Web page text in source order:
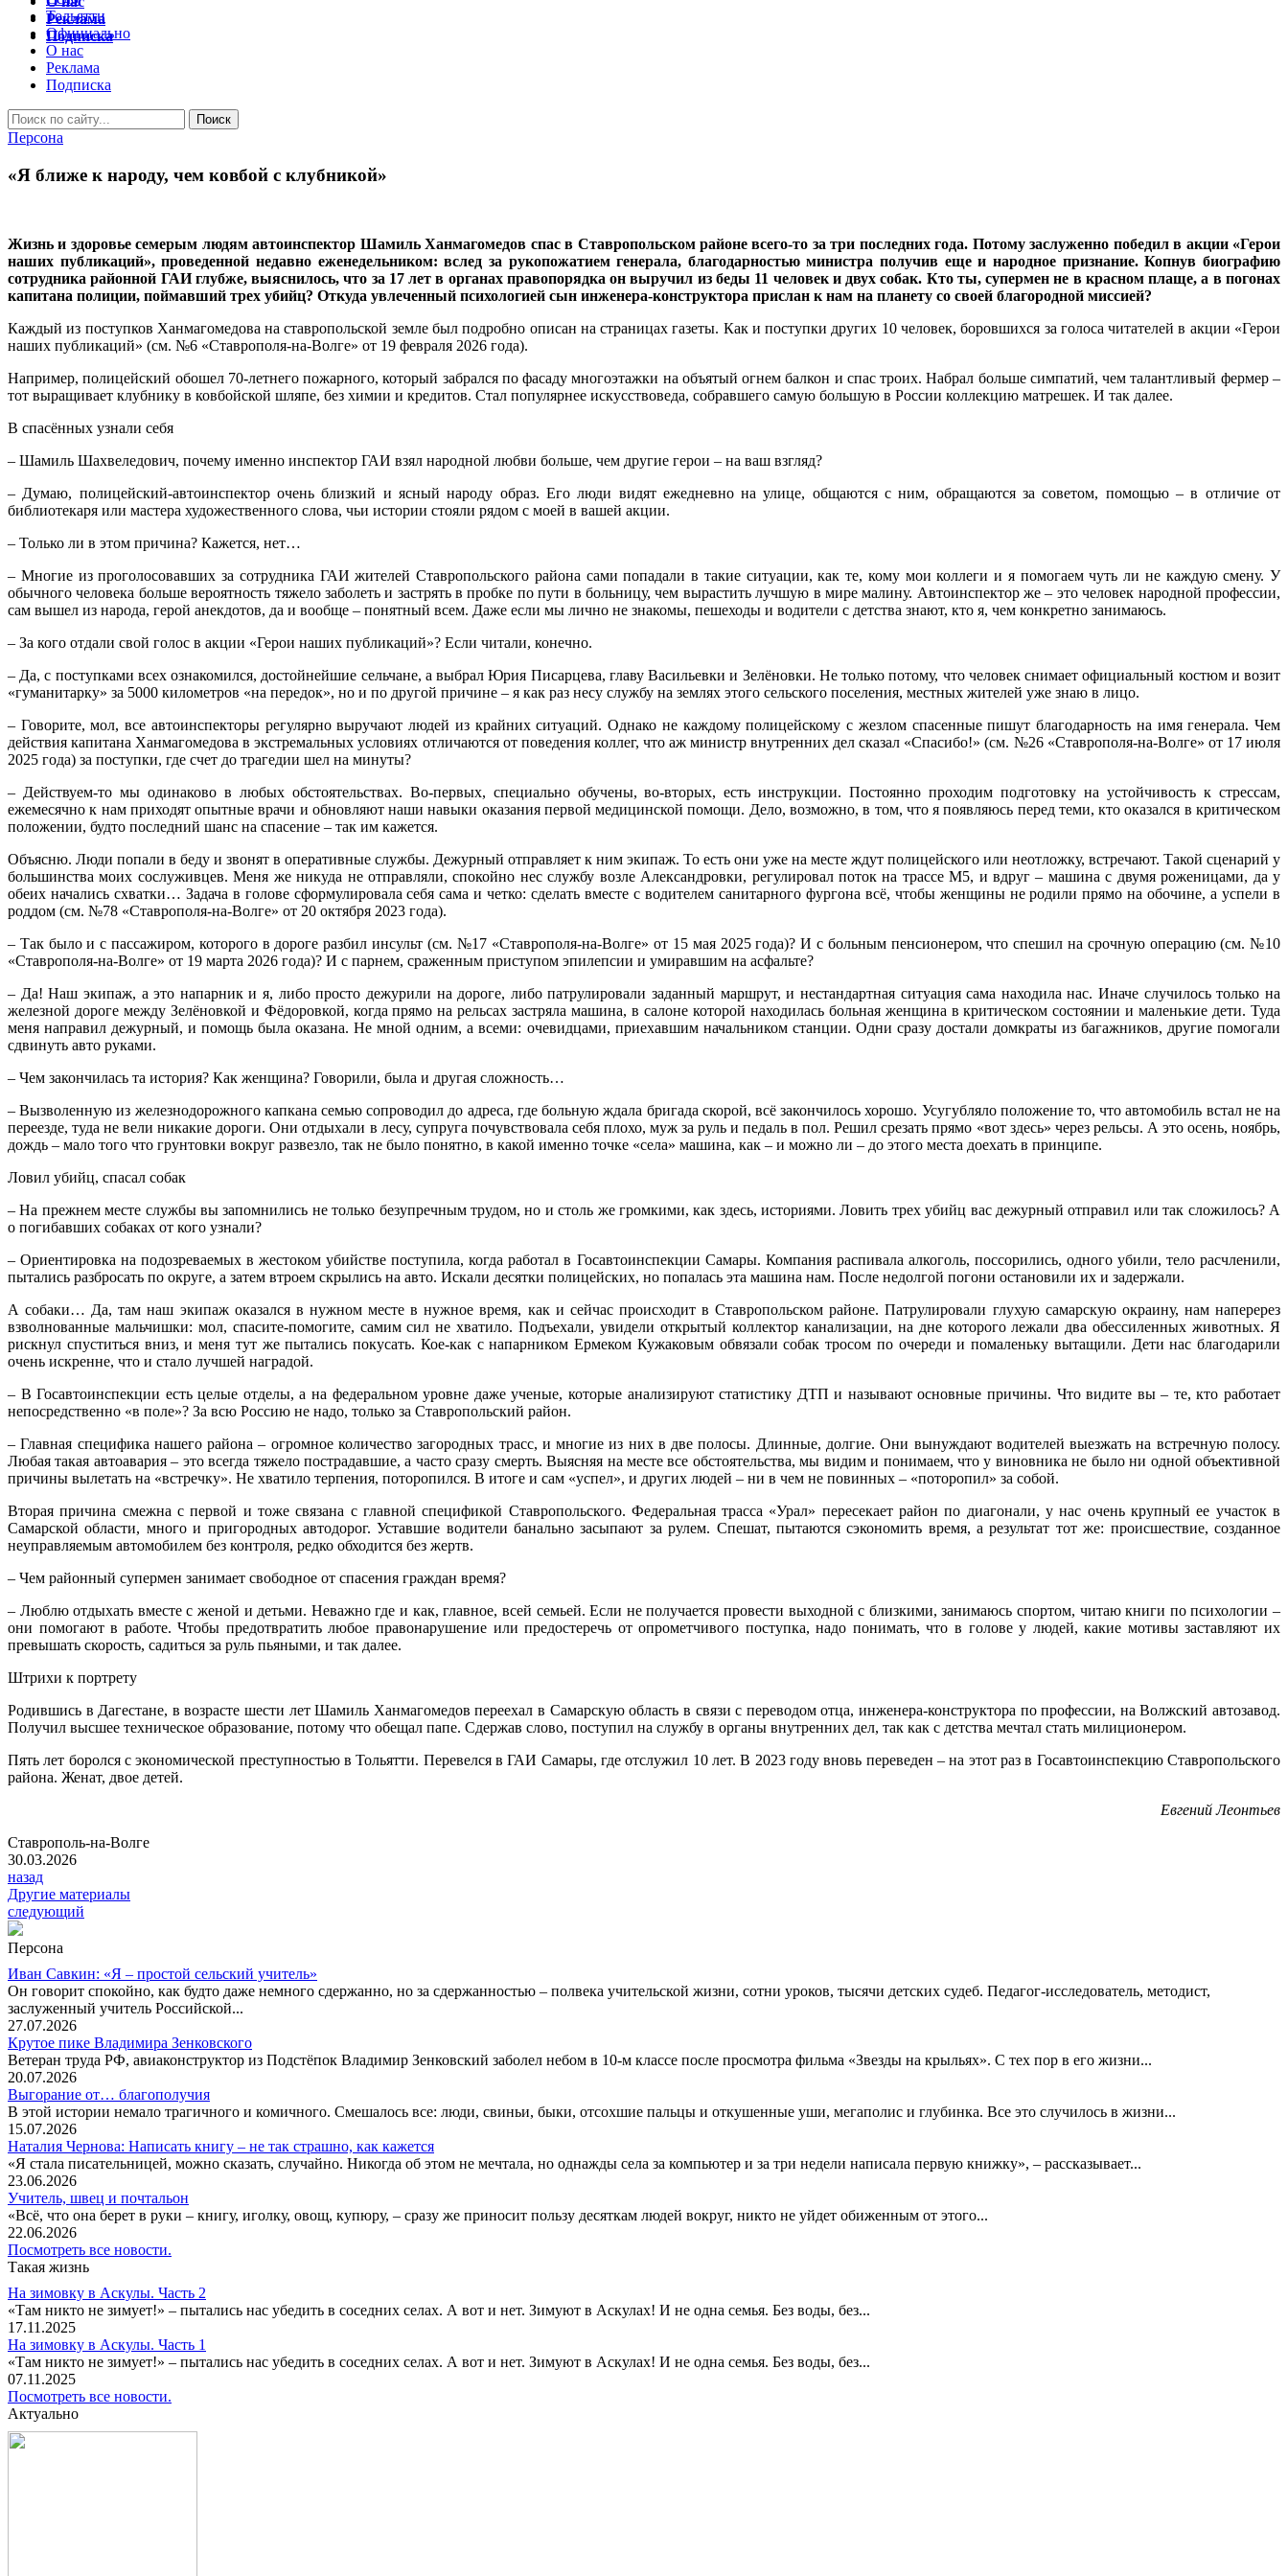
Тольятти
Официально
О нас
Реклама
Подписка
Персона
«Я ближе к народу, чем ковбой с клубникой»
Жизнь и здоровье семерым людям автоинспектор Шамиль Ханмагомедов спас в Ставропольском районе всего-то за три последних года. Потому заслуженно победил в акции «Герои
наших публикаций», проведенной недавно еженедельником: вслед за рукопожатием генерала, благодарностью министра получив еще и народное признание. Копнув биографию
сотрудника районной ГАИ глубже, выяснилось, что за 17 лет в органах правопорядка он выручил из беды 11 человек и двух собак. Кто ты, супермен не в красном плаще, а в погонах
капитана полиции, поймавший трех убийц? Откуда увлеченный психологией сын инженера-конструктора прислан к нам на планету со своей благородной миссией?
Каждый из поступков Ханмагомедова на ставропольской земле был подробно описан на страницах газеты. Как и поступки других 10 человек, боровшихся за голоса читателей в акции «Герои
наших публикаций» (см. №6 «Ставрополя-на-Волге» от 19 февраля 2026 года).
Например, полицейский обошел 70-летнего пожарного, который забрался по фасаду многоэтажки на объятый огнем балкон и спас троих. Набрал больше симпатий, чем талантливый фермер –
тот выращивает клубнику в ковбойской шляпе, без химии и кредитов. Стал популярнее искусствоведа, собравшего самую большую в России коллекцию матрешек. И так далее.
В спасённых узнали себя
– Шамиль Шахвеледович, почему именно инспектор ГАИ взял народной любви больше, чем другие герои – на ваш взгляд?
– Думаю, полицейский-автоинспектор очень близкий и ясный народу образ. Его люди видят ежедневно на улице, общаются с ним, обращаются за советом, помощью – в отличие от
библиотекаря или мастера художественного слова, чьи истории стояли рядом с моей в вашей акции.
– Только ли в этом причина? Кажется, нет…
– Многие из проголосовавших за сотрудника ГАИ жителей Ставропольского района сами попадали в такие ситуации, как те, кому мои коллеги и я помогаем чуть ли не каждую смену. У
обычного человека больше вероятность тяжело заболеть и застрять в пробке по пути в больницу, чем вырастить лучшую в мире малину. Автоинспектор же – это человек народной профессии,
сам вышел из народа, герой анекдотов, да и вообще – понятный всем. Даже если мы лично не знакомы, пешеходы и водители с детства знают, кто я, чем конкретно занимаюсь.
– За кого отдали свой голос в акции «Герои наших публикаций»? Если читали, конечно.
– Да, с поступками всех ознакомился, достойнейшие сельчане, а выбрал Юрия Писарцева, главу Васильевки и Зелёновки. Не только потому, что человек снимает официальный костюм и возит
«гуманитарку» за 5000 километров «на передок», но и по другой причине – я как раз несу службу на землях этого сельского поселения, местных жителей уже знаю в лицо.
– Говорите, мол, все автоинспекторы регулярно выручают людей из крайних ситуаций. Однако не каждому полицейскому с жезлом спасенные пишут благодарность на имя генерала. Чем
действия капитана Ханмагомедова в экстремальных условиях отличаются от поведения коллег, что аж министр внутренних дел сказал «Спасибо!» (см. №26 «Ставрополя-на-Волге» от 17 июля
2025 года) за поступки, где счет до трагедии шел на минуты?
– Действуем-то мы одинаково в любых обстоятельствах. Во-первых, специально обучены, во-вторых, есть инструкции. Постоянно проходим подготовку на устойчивость к стрессам,
ежемесячно к нам приходят опытные врачи и обновляют наши навыки оказания первой медицинской помощи. Дело, возможно, в том, что я появляюсь перед теми, кто оказался в критическом
положении, будто последний шанс на спасение – так им кажется.
Объясню. Люди попали в беду и звонят в оперативные службы. Дежурный отправляет к ним экипаж. То есть они уже на месте ждут полицейского или неотложку, встречают. Такой сценарий у
большинства моих сослуживцев. Меня же никуда не отправляли, спокойно нес службу возле Александровки, регулировал поток на трассе М5, и вдруг – машина с двумя роженицами, да у
обеих начались схватки… Задача в голове сформулировала себя сама и четко: сделать вместе с водителем санитарного фургона всё, чтобы женщины не родили прямо на обочине, а успели в
роддом (см. №78 «Ставрополя-на-Волге» от 20 октября 2023 года).
– Так было и с пассажиром, которого в дороге разбил инсульт (см. №17 «Ставрополя-на-Волге» от 15 мая 2025 года)? И с больным пенсионером, что спешил на срочную операцию (см. №10
«Ставрополя-на-Волге» от 19 марта 2026 года)? И с парнем, сраженным приступом эпилепсии и умиравшим на асфальте?
– Да! Наш экипаж, а это напарник и я, либо просто дежурили на дороге, либо патрулировали заданный маршрут, и нестандартная ситуация сама находила нас. Иначе случилось только на
железной дороге между Зелёновкой и Фёдоровкой, когда прямо на рельсах застряла машина, в салоне которой находилась больная женщина в критическом состоянии и маленькие дети. Туда
меня направил дежурный, и помощь была оказана. Не мной одним, а всеми: очевидцами, приехавшим начальником станции. Одни сразу достали домкраты из багажников, другие помогали
сдвинуть авто руками.
– Чем закончилась та история? Как женщина? Говорили, была и другая сложность…
– Вызволенную из железнодорожного капкана семью сопроводил до адреса, где больную ждала бригада скорой, всё закончилось хорошо. Усугубляло положение то, что автомобиль встал не на
переезде, туда не вели никакие дороги. Они отдыхали в лесу, супруга почувствовала себя плохо, муж за руль и педаль в пол. Решил срезать прямо «вот здесь» через рельсы. А это осень, ноябрь,
дождь – мало того что грунтовки вокруг развезло, так не было понятно, в какой именно точке «села» машина, как – и можно ли – до этого места доехать в принципе.
Ловил убийц, спасал собак
– На прежнем месте службы вы запомнились не только безупречным трудом, но и столь же громкими, как здесь, историями. Ловить трех убийц вас дежурный отправил или так сложилось? А
о погибавших собаках от кого узнали?
– Ориентировка на подозреваемых в жестоком убийстве поступила, когда работал в Госавтоинспекции Самары. Компания распивала алкоголь, поссорились, одного убили, тело расчленили,
пытались разбросать по округе, а затем втроем скрылись на авто. Искали десятки полицейских, но попалась эта машина нам. После недолгой погони остановили их и задержали.
А собаки… Да, там наш экипаж оказался в нужном месте в нужное время, как и сейчас происходит в Ставропольском районе. Патрулировали глухую самарскую окраину, нам наперерез
взволнованные мальчишки: мол, спасите-помогите, самим сил не хватило. Подъехали, увидели открытый коллектор канализации, на дне которого лежали два обессиленных животных. Я
рискнул спуститься вниз, и меня тут же пытались покусать. Кое-как с напарником Ермеком Кужаковым обвязали собак тросом по очереди и помаленьку вытащили. Дети нас благодарили
очень искренне, что и стало лучшей наградой.
– В Госавтоинспекции есть целые отделы, а на федеральном уровне даже ученые, которые анализируют статистику ДТП и называют основные причины. Что видите вы – те, кто работает
непосредственно «в поле»? За всю Россию не надо, только за Ставропольский район.
– Главная специфика нашего района – огромное количество загородных трасс, и многие из них в две полосы. Длинные, долгие. Они вынуждают водителей выезжать на встречную полосу.
Любая такая автоавария – это всегда тяжело пострадавшие, а часто сразу смерть. Выясняя на месте все обстоятельства, мы видим и понимаем, что у виновника не было ни одной объективной
причины вылетать на «встречку». Не хватило терпения, поторопился. В итоге и сам «успел», и других людей – ни в чем не повинных – «поторопил» за собой.
Вторая причина смежна с первой и тоже связана с главной спецификой Ставропольского. Федеральная трасса «Урал» пересекает район по диагонали, у нас очень крупный ее участок в
Самарской области, много и пригородных автодорог. Уставшие водители банально засыпают за рулем. Спешат, пытаются сэкономить время, а результат тот же: происшествие, созданное
неуправляемым автомобилем без контроля, редко обходится без жертв.
– Чем районный супермен занимает свободное от спасения граждан время?
– Люблю отдыхать вместе с женой и детьми. Неважно где и как, главное, всей семьей. Если не получается провести выходной с близкими, занимаюсь спортом, читаю книги по психологии –
они помогают в работе. Чтобы предотвратить любое правонарушение или предостеречь от опрометчивого поступка, надо понимать, что в голове у людей, какие мотивы заставляют их
превышать скорость, садиться за руль пьяными, и так далее.
Штрихи к портрету
Родившись в Дагестане, в возрасте шести лет Шамиль Ханмагомедов переехал в Самарскую область в связи с переводом отца, инженера-конструктора по профессии, на Волжский автозавод.
Получил высшее техническое образование, потому что обещал папе. Сдержав слово, поступил на службу в органы внутренних дел, так как с детства мечтал стать милиционером.
Пять лет боролся с экономической преступностью в Тольятти. Перевелся в ГАИ Самары, где отслужил 10 лет. В 2023 году вновь переведен – на этот раз в Госавтоинспекцию Ставропольского
района. Женат, двое детей.
Евгений Леонтьев
Ставрополь-на-Волге
30.03.2026
назад
Другие материалы
следующий
Персона
Иван Савкин: «Я – простой сельский учитель»
Он говорит спокойно, как будто даже немного сдержанно, но за сдержанностью – полвека учительской жизни, сотни уроков, тысячи детских судеб. Педагог-исследователь, методист,
заслуженный учитель Российской...
27.07.2026
Крутое пике Владимира Зенковского
Ветеран труда РФ, авиаконструктор из Подстёпок Владимир Зенковский заболел небом в 10-м классе после просмотра фильма «Звезды на крыльях». С тех пор в его жизни...
20.07.2026
Выгорание от… благополучия
В этой истории немало трагичного и комичного. Смешалось все: люди, свиньи, быки, отсохшие пальцы и откушенные уши, мегаполис и глубинка. Все это случилось в жизни...
15.07.2026
Наталия Чернова: Написать книгу – не так страшно, как кажется
«Я стала писательницей, можно сказать, случайно. Никогда об этом не мечтала, но однажды села за компьютер и за три недели написала первую книжку», – рассказывает...
23.06.2026
Учитель, швец и почтальон
«Всё, что она берет в руки – книгу, иголку, овощ, купюру, – сразу же приносит пользу десяткам людей вокруг, никто не уйдет обиженным от этого...
22.06.2026
Посмотреть все новости.
Такая жизнь
На зимовку в Аскулы. Часть 2
«Там никто не зимует!» – пытались нас убедить в соседних селах. А вот и нет. Зимуют в Аскулах! И не одна семья. Без воды, без...
17.11.2025
На зимовку в Аскулы. Часть 1
«Там никто не зимует!» – пытались нас убедить в соседних селах. А вот и нет. Зимуют в Аскулах! И не одна семья. Без воды, без...
07.11.2025
Посмотреть все новости.
Актуально
Реклама
Подписка